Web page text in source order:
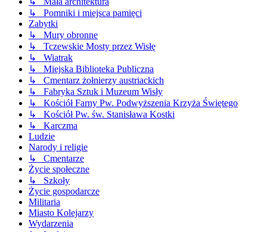
↳ Pomniki i miejsca pamięci
Zabytki
↳ Mury obronne
↳ Tczewskie Mosty przez Wisłę
↳ Wiatrak
↳ Miejska Biblioteka Publiczna
↳ Cmentarz żołnierzy austriackich
↳ Fabryka Sztuk i Muzeum Wisły
↳ Kościół Farny Pw. Podwyższenia Krzyża Świętego
↳ Kościół Pw. św. Stanisława Kostki
↳ Karczma
Ludzie
Narody i religie
↳ Cmentarze
Życie społeczne
↳ Szkoły
Życie gospodarcze
Militaria
Miasto Kolejarzy
Wydarzenia